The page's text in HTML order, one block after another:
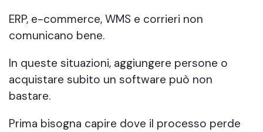
ERP, e-commerce, WMS e corrieri non
comunicano bene.
In queste situazioni, aggiungere persone o
acquistare subito un software può non
bastare.
Prima bisogna capire dove il processo perde